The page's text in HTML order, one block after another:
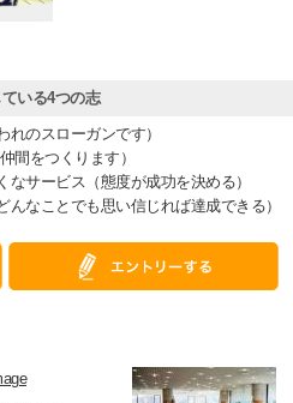
いる4つの志
のスローガンです）
間をつくります）
なサービス（態度が成功を決める）
んなことでも思い信じれば達成できる）